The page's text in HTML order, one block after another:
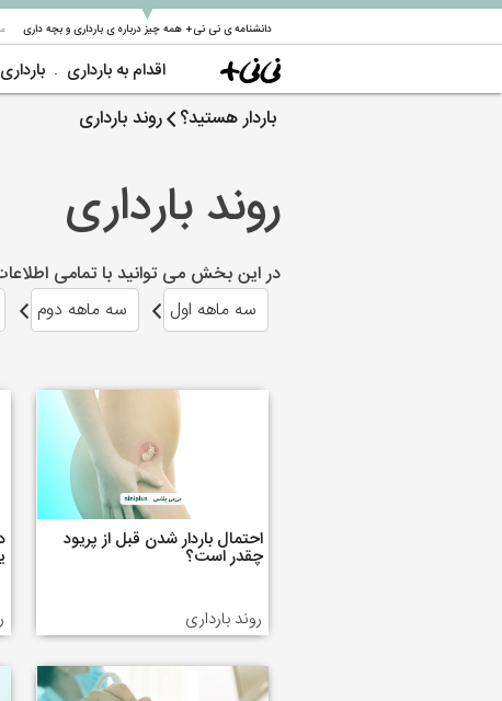
دانشنامه ی نی نی+ همه چیز درباره ی بارداری و بچه داری
▼
اقدام به بارداری بارداری
باردار هستید؟ روند بارداری
روند بارداری
در این بخش می توانید با تمامی
سه ماهه اول
سه ماهه دوم
احتمال باردار شدن قبل از پریود
چقدر است؟
روند بارداری